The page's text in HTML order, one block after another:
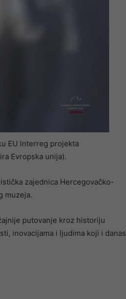
EU Interreg projekta
Evropska unija).
zajednica Hercegovačko-
muzeja.
putovanje kroz historiju
inovacijama i ljudima koji i danas